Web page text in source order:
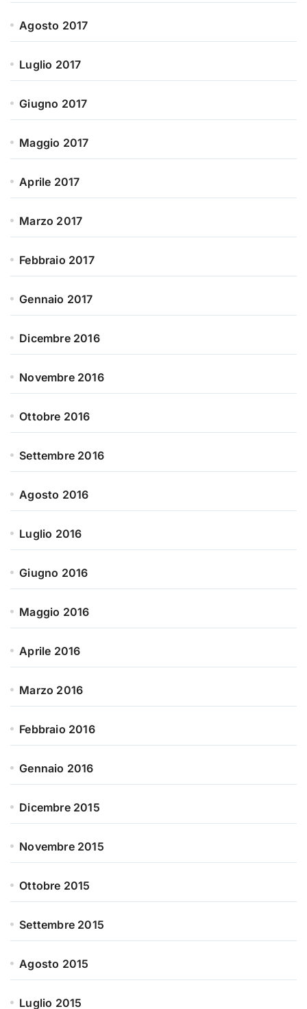
Agosto 2017
Luglio 2017
Giugno 2017
Maggio 2017
Aprile 2017
Marzo 2017
Febbraio 2017
Gennaio 2017
Dicembre 2016
Novembre 2016
Ottobre 2016
Settembre 2016
Agosto 2016
Luglio 2016
Giugno 2016
Maggio 2016
Aprile 2016
Marzo 2016
Febbraio 2016
Gennaio 2016
Dicembre 2015
Novembre 2015
Ottobre 2015
Settembre 2015
Agosto 2015
Luglio 2015